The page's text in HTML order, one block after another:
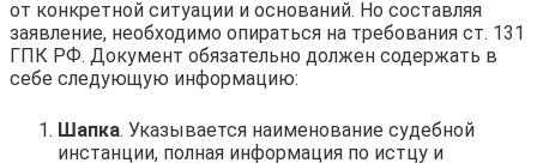
от конкретной ситуации и оснований. Но составляя
заявление, необходимо опираться на требования ст. 131
ГПК РФ. Документ обязательно должен содержать в
себе следующую информацию:
Шапка. Указывается наименование судебной
инстанции, полная информация по истцу и